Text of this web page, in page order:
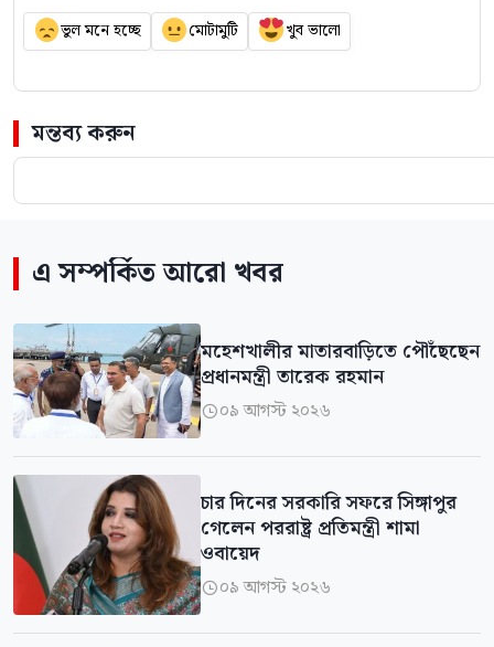
ভুল মনে হচ্ছে মোটামুটি খুব ভালো
মন্তব্য করুন
এ সম্পর্কিত আরো খবর
মহেশখালীর মাতারবাড়িতে পৌঁছেছেন
প্রধানমন্ত্রী তারেক রহমান
০৯ আগস্ট ২০২৬
চার দিনের সরকারি সফরে সিঙ্গাপুর
গেলেন পররাষ্ট্র প্রতিমন্ত্রী শামা
ওবায়েদ
০৯ আগস্ট ২০২৬